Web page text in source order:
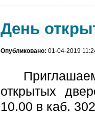
День
Опубликовано: 01-04-2019
открытых
10.00 в каб.